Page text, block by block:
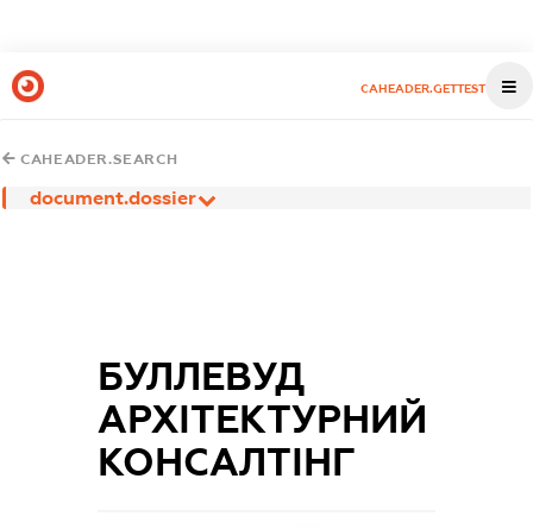
CAHEADER.GETTEST
CAHEADER.SEARCH
document.dossier
БУЛЛЕВУД
АРХІТЕКТУРНИЙ
КОНСАЛТІНГ